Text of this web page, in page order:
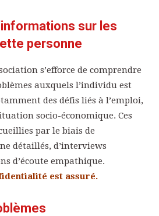
sur les
personne
s’efforce de comprendre
auxquels l’individu est
des défis liés à l’emploi,
socio-économique. Ces
par le biais de
détaillés, d’interviews
d’écoute empathique.
est assuré.